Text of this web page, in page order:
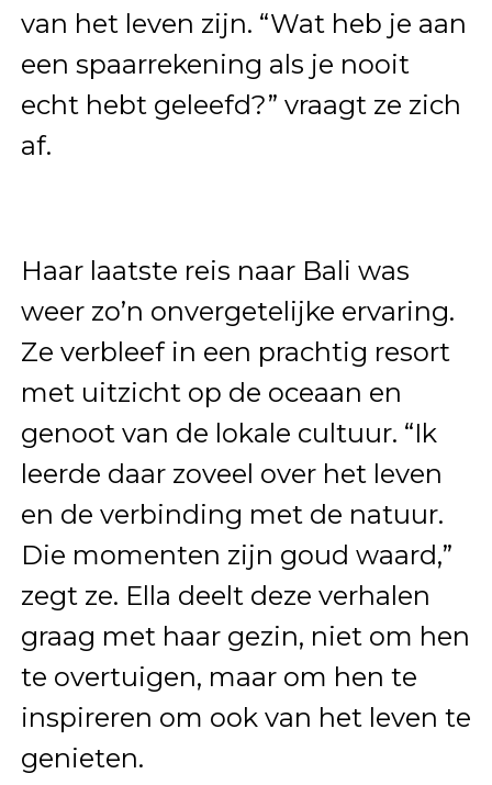
van het leven zijn. “Wat heb je aan
een spaarrekening als je nooit
echt hebt geleefd?” vraagt ze zich
af.
Haar laatste reis naar Bali was
weer zo’n onvergetelijke ervaring.
Ze verbleef in een prachtig resort
met uitzicht op de oceaan en
genoot van de lokale cultuur. “Ik
leerde daar zoveel over het leven
en de verbinding met de natuur.
Die momenten zijn goud waard,”
zegt ze. Ella deelt deze verhalen
graag met haar gezin, niet om hen
te overtuigen, maar om hen te
inspireren om ook van het leven te
genieten.